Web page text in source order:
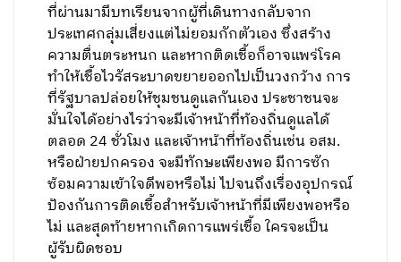
ที่ผ่านมามีบทเรียนจากผู้ที่เดินทางกลับจาก
ประเทศกลุ่มเสี่ยงแต่ไม่ยอมกักตัวเอง ซึ่งสร้าง
ความตื่นตระหนก และหากติดเชื้อก็อาจแพร่โรค
ทำให้เชื้อไวรัสระบาดขยายออกไปเป็นวงกว้าง การ
ที่รัฐบาลปล่อยให้ชุมชนดูแลกันเอง ประชาชนจะ
มั่นใจได้อย่างไรว่าจะมีเจ้าหน้าที่ท้องถิ่นดูแลได้
ตลอด 24 ชั่วโมง และเจ้าหน้าที่ท้องถิ่นเช่น อสม.
หรือฝ่ายปกครอง จะมีทักษะเพียงพอ มีการซัก
ซ้อมความเข้าใจดีพอหรือไม่ ไปจนถึงเรื่องอุปกรณ์
ป้องกันการติดเชื้อสำหรับเจ้าหน้าที่มีเพียงพอหรือ
ไม่ และสุดท้ายหากเกิดการแพร่เชื้อ ใครจะเป็น
ผู้รับผิดชอบ